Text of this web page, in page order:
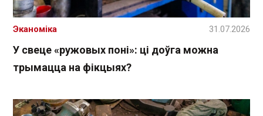
У свеце «ружовых поні»: ці доўга можна
трымацца на фікцыях?
Эканоміка 31.07.2026